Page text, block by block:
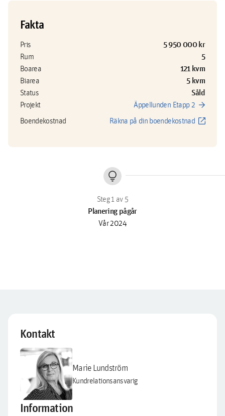
Fakta
Pris 5 950 000 kr
Rum 5
Boarea 121 kvm
Biarea 5 kvm
Status Såld
Projekt Äppellunden Etapp 2 arrow_forward
Boendekostnad Räkna på din boendekostnad open_in_new
lightbulb
Planering pågår
Vår 2024
Kontakt
Marie Lundström
Kundrelationsansvarig
Information